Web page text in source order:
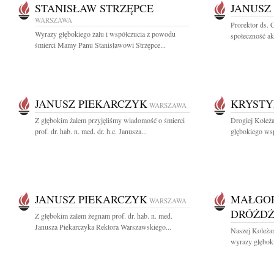
STANISŁAW STRZĘPCE
WARSZAWA
Wyrazy głębokiego żalu i współczucia z powodu
śmierci Mamy Panu Stanisławowi Strzępce...
Prorektor ds.
społeczność
JANUSZ PIEKARCZYK WARSZAWA
Z głębokim żalem przyjęliśmy wiadomość o śmierci
prof. dr. hab. n. med. dr. h.c. Janusza...
Drogiej
głębokiego
JANUSZ PIEKARCZYK WARSZAWA
Z głębokim żalem żegnam prof. dr. hab. n. med.
Janusza Piekarczyka Rektora Warszawskiego...
DRÓŻDŻ
Naszej
wyrazy